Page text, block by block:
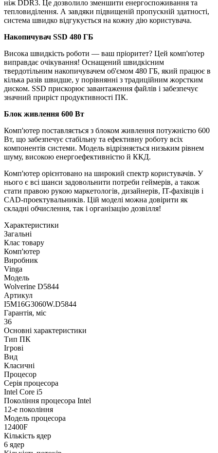
ніж DDR3. Це дозволило зменшити енергоспоживання та
тепловиділення. А завдяки підвищеній пропускній здатності,
система швидко відгукується на кожну дію користувача.
Накопичувач SSD 480 ГБ
Висока швидкість роботи — ваш пріоритет? Цей комп'ютер
виправдає очікування! Оснащений швидкісним
твердотільним накопичувачем об'ємом 480 ГБ, який працює в
кілька разів швидше, у порівнянні з традиційним жорстким
диском. SSD прискорює завантаження файлів і забезпечує
значний приріст продуктивності ПК.
Блок живлення 600 Вт
Комп'ютер поставляється з блоком живлення потужністю 600
Вт, що забезпечує стабільну та ефективну роботу всіх
компонентів системи. Модель відрізняється низьким рівнем
шуму, високою енергоефективністю й ККД.
Комп'ютер орієнтовано на широкий спектр користувачів. У
нього є всі шанси задовольнити потреби геймерів, а також
стати правою рукою маркетологів, дизайнерів, IT-фахівців і
CAD-проектувальників. Цій моделі можна довірити як
складні обчислення, так і організацію дозвілля!
Характеристики
Загальні
Клас товару
Комп'ютер
Виробник
Vinga
Модель
Wolverine D5844
Артикул
I5M16G3060W.D5844
Гарантія, міс
36
Основні характеристики
Тип ПК
Ігрові
Вид
Класичні
Процесор
Серія процесора
Intel Core i5
Покоління процесора Intel
12-е покоління
Модель процесора
12400F
Кількість ядер
6 ядер